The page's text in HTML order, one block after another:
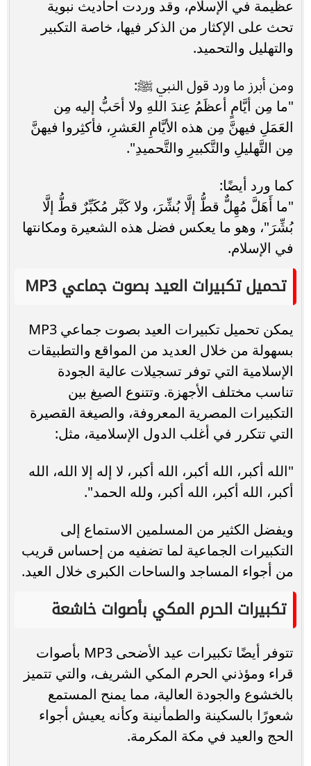
عظيمة في الإسلام، وقد وردت أحاديث نبوية
تحث على الإكثار من الذكر فيها، خاصة التكبير
والتهليل والتحميد.
ومن أبرز ما ورد قول النبي ﷺ:
"ما مِن أيَّامٍ أعظَمُ عِندَ اللهِ ولا أحَبُّ إليه مِن
العَمَلِ فيهنَّ مِن هذه الأيَّامِ العَشرِ، فأكثِروا فيهنَّ
مِن التَّهليلِ والتَّكبيرِ والتَّحميدِ".
كما ورد أيضًا:
"ما أَهَلَّ مُهِلٌّ قطُّ إلَّا بُشِّرَ، ولا كَبَّر مُكَبِّرٌ قطُّ إلَّا
بُشِّرَ"، وهو ما يعكس فضل هذه الشعيرة ومكانتها
في الإسلام.
تحميل تكبيرات العيد بصوت جماعي MP3
يمكن تحميل تكبيرات العيد بصوت جماعي MP3
بسهولة من خلال العديد من المواقع والتطبيقات
الإسلامية التي توفر تسجيلات عالية الجودة
تناسب مختلف الأجهزة. وتتنوع الصيغ بين
التكبيرات المصرية المعروفة، والصيغة القصيرة
التي تتكرر في أغلب الدول الإسلامية، مثل:
"الله أكبر، الله أكبر، الله أكبر، لا إله إلا الله، الله
أكبر، الله أكبر، الله أكبر، ولله الحمد".
ويفضل الكثير من المسلمين الاستماع إلى
التكبيرات الجماعية لما تضفيه من إحساس قريب
من أجواء المساجد والساحات الكبرى خلال العيد.
تكبيرات الحرم المكي بأصوات خاشعة
تتوفر أيضًا تكبيرات عيد الأضحى MP3 بأصوات
قراء ومؤذني الحرم المكي الشريف، والتي تتميز
بالخشوع والجودة العالية، مما يمنح المستمع
شعورًا بالسكينة والطمأنينة وكأنه يعيش أجواء
الحج والعيد في مكة المكرمة.